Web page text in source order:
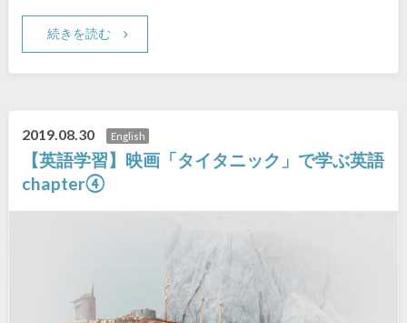
続きを読む
2019.08.30 English
【英語学習】映画「タイタニック」で学ぶ英語
chapter④